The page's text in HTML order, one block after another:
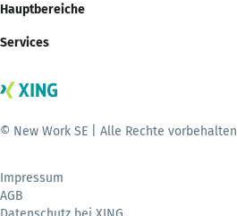
Hauptbereiche
Services
© New Work SE | Alle Rechte vorbehalten
Impressum
AGB